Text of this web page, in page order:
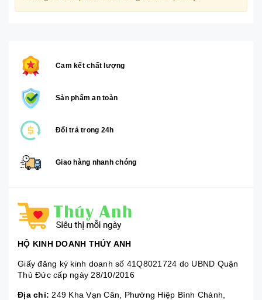
Cam kết chất lượng
Sản phẩm an toàn
Đổi trả trong 24h
Giao hàng nhanh chóng
HỘ KINH DOANH THÚY ANH
Giấy đăng ký kinh doanh số 41Q8021724 do UBND Quận
Thủ Đức cấp ngày 28/10/2016
Địa chỉ: 249 Kha Vạn Cân, Phường Hiệp Bình Chánh,